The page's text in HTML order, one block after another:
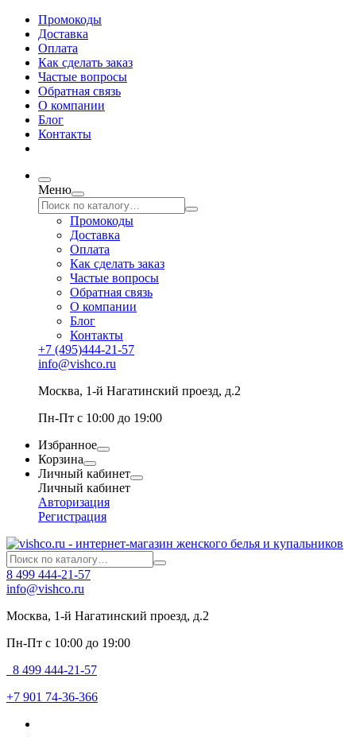
Промокоды
Доставка
Оплата
Как сделать заказ
Частые вопросы
Обратная связь
О компании
Блог
Контакты
Меню
Промокоды
Доставка
Оплата
Как сделать заказ
Частые вопросы
Обратная связь
О компании
Блог
Контакты
+7 (495)444-21-57
info@vishco.ru
Москва, 1-й Нагатинский проезд, д.2
Пн-Пт с 10:00 до 19:00
Избранное
Корзина
Личный кабинет
Личный кабинет
Авторизация
Регистрация
8 499 444-21-57
info@vishco.ru
Москва, 1-й Нагатинский проезд, д.2
Пн-Пт с 10:00 до 19:00
8 499 444-21-57
+7 901 74-36-366